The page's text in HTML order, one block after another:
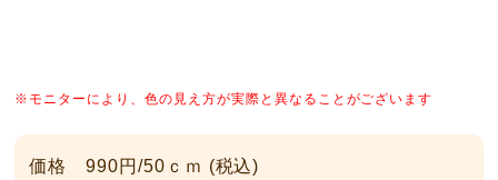
※モニターにより、色の見え方が実際と異なることがございます
価格 990円/50ｃｍ (税込)